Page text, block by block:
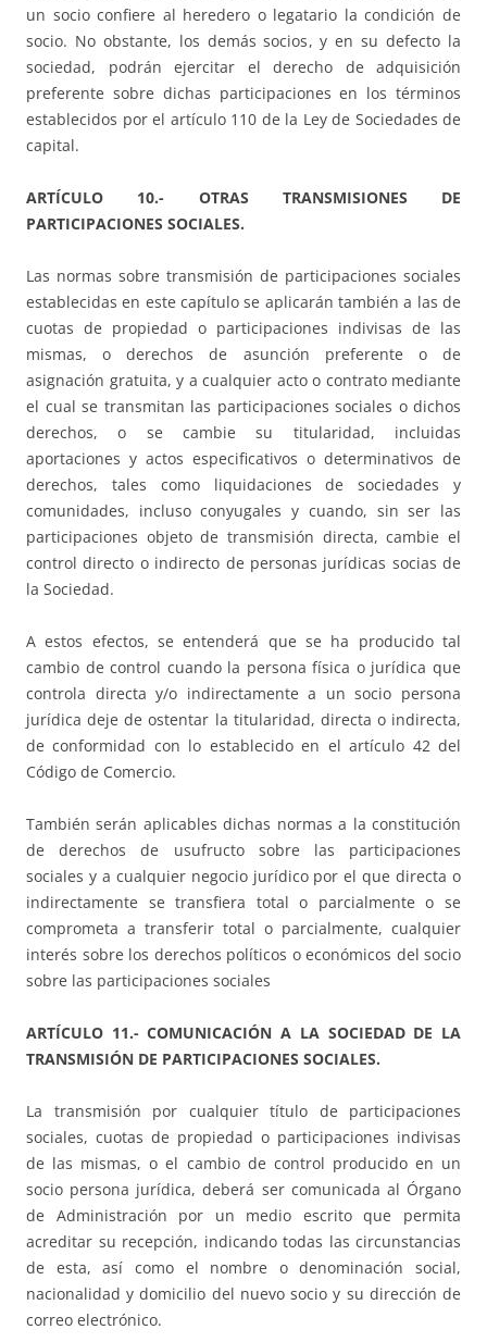
un socio confiere al heredero o legatario la condición de
socio. No obstante, los demás socios, y en su defecto la
sociedad, podrán ejercitar el derecho de adquisición
preferente sobre dichas participaciones en los términos
establecidos por el artículo 110 de la Ley de Sociedades de
capital.
ARTÍCULO 10.- OTRAS TRANSMISIONES DE
PARTICIPACIONES SOCIALES.
Las normas sobre transmisión de participaciones sociales
establecidas en este capítulo se aplicarán también a las de
cuotas de propiedad o participaciones indivisas de las
mismas, o derechos de asunción preferente o de
asignación gratuita, y a cualquier acto o contrato mediante
el cual se transmitan las participaciones sociales o dichos
derechos, o se cambie su titularidad, incluidas
aportaciones y actos especificativos o determinativos de
derechos, tales como liquidaciones de sociedades y
comunidades, incluso conyugales y cuando, sin ser las
participaciones objeto de transmisión directa, cambie el
control directo o indirecto de personas jurídicas socias de
la Sociedad.
A estos efectos, se entenderá que se ha producido tal
cambio de control cuando la persona física o jurídica que
controla directa y/o indirectamente a un socio persona
jurídica deje de ostentar la titularidad, directa o indirecta,
de conformidad con lo establecido en el artículo 42 del
Código de Comercio.
También serán aplicables dichas normas a la constitución
de derechos de usufructo sobre las participaciones
sociales y a cualquier negocio jurídico por el que directa o
indirectamente se transfiera total o parcialmente o se
comprometa a transferir total o parcialmente, cualquier
interés sobre los derechos políticos o económicos del socio
sobre las participaciones sociales
ARTÍCULO 11.- COMUNICACIÓN A LA SOCIEDAD DE LA
TRANSMISIÓN DE PARTICIPACIONES SOCIALES.
La transmisión por cualquier título de participaciones
sociales, cuotas de propiedad o participaciones indivisas
de las mismas, o el cambio de control producido en un
socio persona jurídica, deberá ser comunicada al Órgano
de Administración por un medio escrito que permita
acreditar su recepción, indicando todas las circunstancias
de esta, así como el nombre o denominación social,
nacionalidad y domicilio del nuevo socio y su dirección de
correo electrónico.